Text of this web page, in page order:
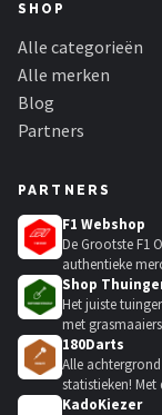
SHOP
Alle categorieën
Alle merken
Blog
Partners
PARTNERS
F1 Webshop
De Grootste F1
authentieke
Shop
Het juiste
met
180Darts
Alle
statistieken! Met
KadoKiezer